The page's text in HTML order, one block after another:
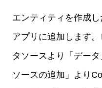
エンティティを作成
アプリに追加します
タソースより「デー
ソースの追加」より